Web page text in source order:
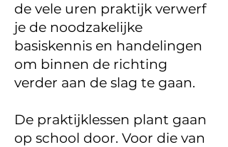
de vele uren praktijk verwerf
je de noodzakelijke
basiskennis en handelingen
om binnen de richting
verder aan de slag te gaan.
De praktijklessen plant gaan
op school door. Voor die van